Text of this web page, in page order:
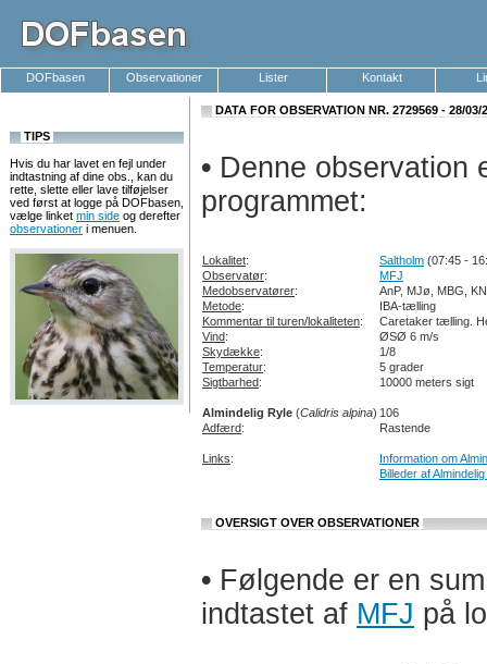
DOFbasen Observationer Lister Kontakt
TIPS
Hvis du har lavet en fejl under
indtastning af dine obs., kan du
rette, slette eller lave tilføjelser
ved først at logge på DOFbasen,
vælge linket min side og derefter
observationer i menuen.
DATA FOR OBSERVATION NR. 2729569 - 28/03/
• Denne observation
programmet:
Lokalitet: Saltholm (07:45 -
Observatør:
MFJ
Medobservatører:
AnP, MJø, MBG,
Metode:
IBA-tælling
Kommentar til turen/lokaliteten:
Caretaker tælling.
Vind:
ØSØ 6 m/s
Skydække:
1/8
Temperatur:
5 grader
Sigtbarhed: 10000 meters sigt
Almindelig Ryle (Calidris alpina) 106
Adfærd: Rastende
Links:
Information om
Billeder af
OVERSIGT OVER OBSERVATIONER
• Følgende er en
indtastet af MFJ på